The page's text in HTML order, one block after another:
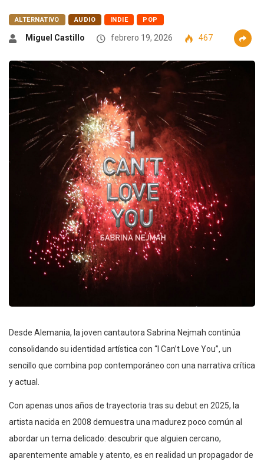
ALTERNATIVO AUDIO INDIE POP
Miguel Castillo febrero 19, 2026 467
Desde Alemania, la joven cantautora Sabrina Nejmah continúa
consolidando su identidad artística con “I Can’t Love You”, un
sencillo que combina pop contemporáneo con una narrativa crítica
y actual.
Con apenas unos años de trayectoria tras su debut en 2025, la
artista nacida en 2008 demuestra una madurez poco común al
abordar un tema delicado: descubrir que alguien cercano,
aparentemente amable y atento, es en realidad un propagador de